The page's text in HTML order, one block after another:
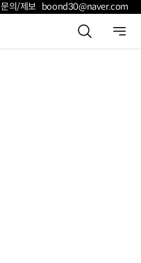
문의/제보 boond30@naver.com